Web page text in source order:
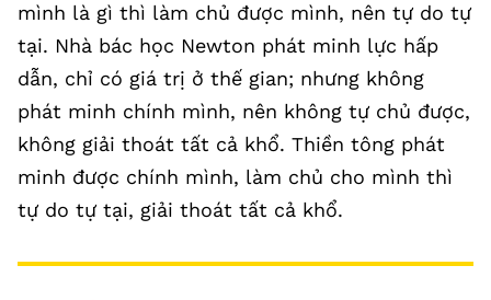
mình là gì thì làm chủ được mình, nên tự do tự
tại. Nhà bác học Newton phát minh lực hấp
dẫn, chỉ có giá trị ở thế gian; nhưng không
phát minh chính mình, nên không tự chủ được,
không giải thoát tất cả khổ. Thiền tông phát
minh được chính mình, làm chủ cho mình thì
tự do tự tại, giải thoát tất cả khổ.